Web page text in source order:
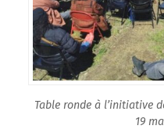
Table ronde à l’initiative
19